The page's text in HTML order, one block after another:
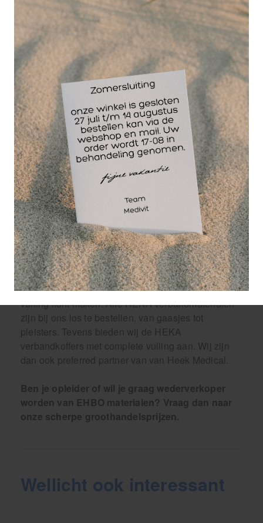
2 snelverband NL model Nr. 2 18 x 18 cm STERIEL
1 snelverband NL model Nr. 3 18 x 28 cm STERIEL
1 splinterpincet rvs 9 cm Feilchenfeld
1 stroomdiagram
4 synthetische wattenrol 3 m x 10 cm
6 veiligheidsspelden
6 verbandklemmen
2 verbandwatten 25 gram
4 wondkompres niet-verklevend 10 x 10 cm
STERIEL
1 wondpleister 10 stuks 10 x 6 cm
1 wondpleister assorti strips 20 stuks
2 wondsnelverband Nr. 2 6 x 8 cm STERIEL
Wij bieden EHBO materialen en
verbandmaterialen aan voor werkplekken,
verenigingen, horeca en industrie.
Met standaard vullingen die aan alle richtlijnen
voldoen kan snel ingesprongen worden op de vraag
naar verbandstoffen. Wij verkopen ook alle EHBO-
koffers los zonder inhoud zodat je naar wens een
vulling kunt maken. Alle HEKA verbandmaterialen
zijn bij ons los te bestellen, van gaasjes tot
pleisters. Tevens bieden wij de HEKA
verbandkoffers met complete vulling aan. Wij zijn
dan ook preferred partner van van Heek Medical.
Ben je opleider of wil je graag wederverkoper
worden van EHBO materialen? Vraag dan naar
onze scherpe groothandelsprijzen.
Wellicht ook interessant